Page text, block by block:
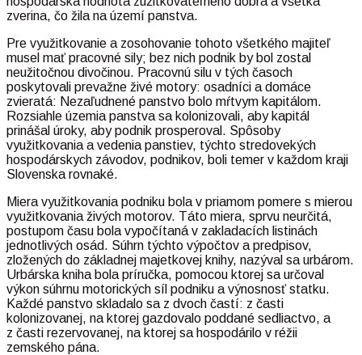
zverina, čo žila na území panstva.
Pre využitkovanie a zosohovanie tohoto všetkého majiteľ
musel mať pracovné sily; bez nich podnik by bol zostal
neužitočnou divočinou. Pracovnú silu v tých časoch
poskytovali prevažne živé motory: osadníci a domáce
zvieratá: Nezaľudnené panstvo bolo mŕtvym kapitálom.
Rozsiahle územia panstva sa kolonizovali, aby kapitál
prinášal úroky, aby podnik prosperoval. Spôsoby
využitkovania a vedenia panstiev, týchto stredovekých
hospodárskych závodov, podnikov, boli temer v každom kraji
Slovenska rovnaké.
Miera využitkovania podniku bola v priamom pomere s mierou
využitkovania živých motorov. Táto miera, sprvu neurčitá,
postupom času bola vypočítaná v zakladacích listinách
jednotlivých osád. Súhrn týchto výpočtov a predpisov,
zložených do základnej majetkovej knihy, nazýval sa urbárom.
Urbárska kniha bola príručka, pomocou ktorej sa určoval
výkon súhrnu motorických síl podniku a výnosnosť statku.
Každé panstvo skladalo sa z dvoch častí: z časti
kolonizovanej, na ktorej gazdovalo poddané sedliactvo, a
z časti rezervovanej, na ktorej sa hospodárilo v réžii
zemského pána.